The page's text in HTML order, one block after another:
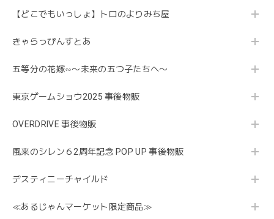
【どこでもいっしょ】トロのよりみち屋
きゃらっぴんすとあ
五等分の花嫁∽〜未来の五つ子たちへ〜
東京ゲームショウ2025 事後物販
OVERDRIVE 事後物販
風来のシレン６2周年記念 POP UP 事後物販
デスティニーチャイルド
≪あるじゃんマーケット限定商品≫